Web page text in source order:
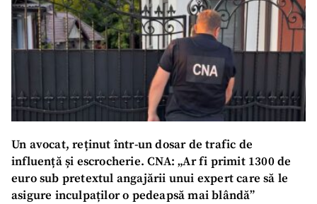
Un avocat, reținut într-un dosar de trafic de
influență și escrocherie. CNA: „Ar fi primit 1300 de
euro sub pretextul angajării unui expert care să le
asigure inculpaților o pedeapsă mai blândă”